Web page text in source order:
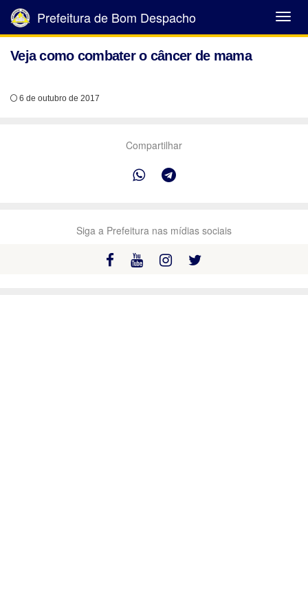
Abrir
Menu
Prefeitura de Bom Despacho
Veja como combater o câncer de mama
6 de outubro de 2017
Compartilhar
Siga a Prefeitura nas mídias sociais